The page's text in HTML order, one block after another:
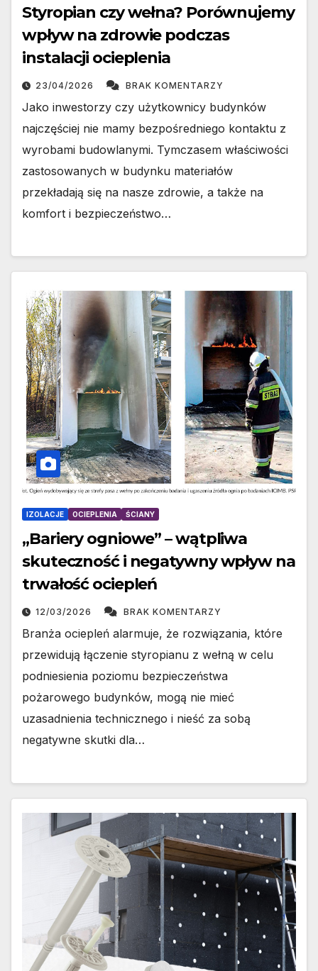
Styropian czy wełna? Porównujemy
wpływ na zdrowie podczas
instalacji ocieplenia
23/04/2026 BRAK KOMENTARZY
Jako inwestorzy czy użytkownicy budynków
najczęściej nie mamy bezpośredniego kontaktu z
wyrobami budowlanymi. Tymczasem właściwości
zastosowanych w budynku materiałów
przekładają się na nasze zdrowie, a także na
komfort i bezpieczeństwo…
IZOLACJE OCIEPLENIA ŚCIANY
„Bariery ogniowe” – wątpliwa
skuteczność i negatywny wpływ na
trwałość ociepleń
12/03/2026 BRAK KOMENTARZY
Branża ociepleń alarmuje, że rozwiązania, które
przewidują łączenie styropianu z wełną w celu
podniesienia poziomu bezpieczeństwa
pożarowego budynków, mogą nie mieć
uzasadnienia technicznego i nieść za sobą
negatywne skutki dla…